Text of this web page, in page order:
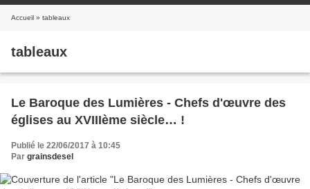
Accueil » tableaux
tableaux
Le Baroque des Lumières - Chefs d'œuvre des
églises au XVIIIème siècle… !
Publié le 22/06/2017 à 10:45
Par grainsdesel